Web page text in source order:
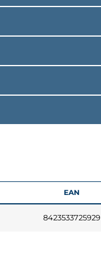
EAN
8423533725929